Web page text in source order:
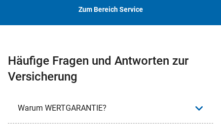
Zum Bereich Service
Häufige Fragen und Antworten zur
Versicherung
Warum WERTGARANTIE?